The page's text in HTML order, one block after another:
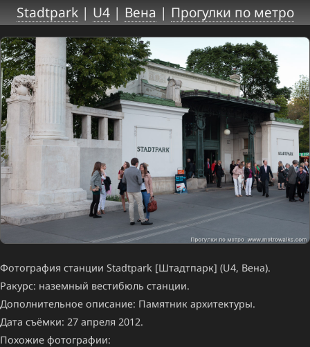
Stadtpark| U4| Вена | Прогулки по метро
Фотография станции Stadtpark [Штадтпарк] (U4, Вена).
Ракурс: наземный вестибюль станции.
Дополнительное описание: Памятник архитектуры.
Дата съёмки: 27 апреля 2012.
Похожие фотографии: